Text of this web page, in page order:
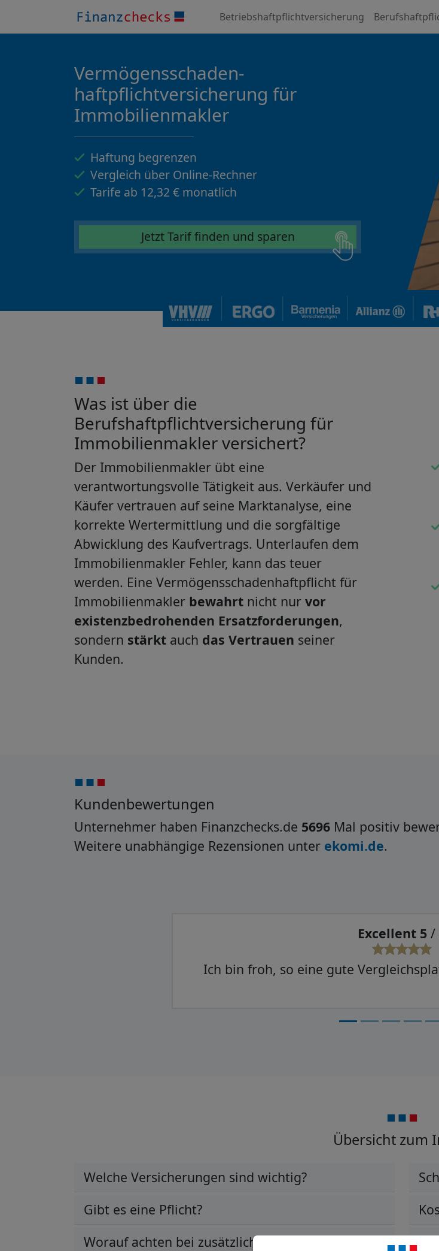
Betriebshaftpflichtversicherung
Vermögensschaden­
haftpflichtversicherung für
Immobilienmakler
Haftung begrenzen
Vergleich über Online-Rechner
Tarife ab 12,32 € monatlich
Jetzt Tarif finden und sparen
Was ist über die
Berufshaftpflichtversicherung für
Immobilienmakler versichert?
Der Immobilienmakler übt eine
verantwortungsvolle Tätigkeit aus. Verkäufer und
Käufer vertrauen auf seine Marktanalyse, eine
korrekte Wertermittlung und die sorgfältige
Abwicklung des Kaufvertrags. Unterlaufen dem
Immobilienmakler Fehler, kann das teuer
werden. Eine Vermögensschadenhaftpflicht für
Immobilienmakler bewahrt nicht nur vor
existenzbedrohenden Ersatzforderungen,
sondern stärkt auch das Vertrauen seiner
Kunden.
Kundenbewertungen
Unternehmer haben Finanzchecks.de 5696 Mal positiv
Weitere unabhängige Rezensionen unter ekomi.de.
Sehr gut 4/
Alles gut geklappt, mal schauen, ob
Übersicht zum
Welche Versicherungen sind wichtig?
Gibt es eine Pflicht?
Worauf achten bei zusätzlichen Tätigkeiten?